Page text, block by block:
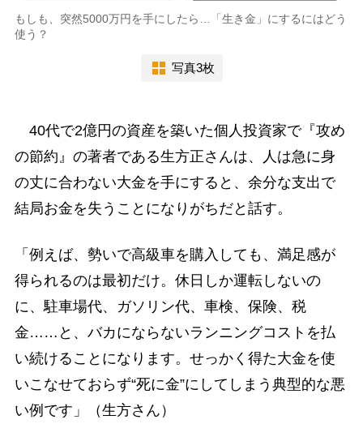
もしも、突然5000万円を手にしたら…「生き金」にするにはどう
使う？
写真3枚
40代で2億円の資産を築いた個人投資家で『攻め
の節約』の著者である生方正さんは、人は急に身
の丈に合わない大金を手にすると、余分な支出で
結局お金を失うことになりがちだと話す。
「例えば、勢いで高級車を購入しても、満足感が
得られるのは最初だけ。休日しか運転しないの
に、駐車場代、ガソリン代、車検、保険、税
金……と、バカにならないランニングコストを払
い続けることになります。せっかく得た大金を使
いこなせておらず“死に金”にしてしまう典型的な悪
い例です」（生方さん）